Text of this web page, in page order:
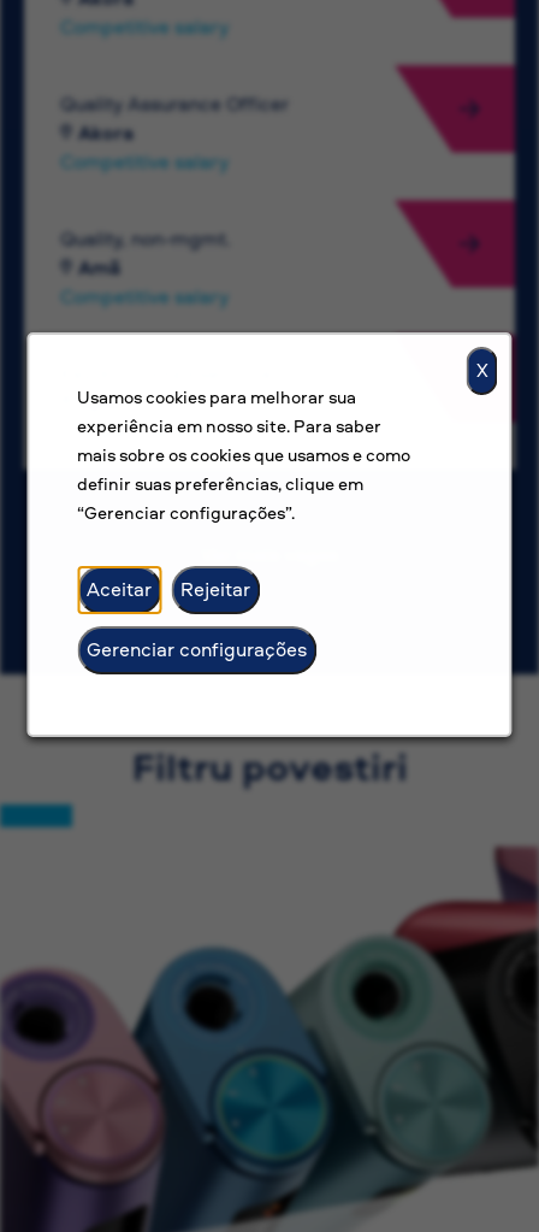
X
Usamos cookies para melhorar sua
experiência em nosso site. Para saber
mais sobre os cookies que usamos e como
definir suas preferências, clique em
“Gerenciar configurações”.
Aceitar Rejeitar
Gerenciar configurações
Competitive salary
Quality Assurance Officer
Akora
Competitive salary
Quality, non-mgmt.
Amã
Competitive salary
Apia
Competitive salary
Filtru povestiri